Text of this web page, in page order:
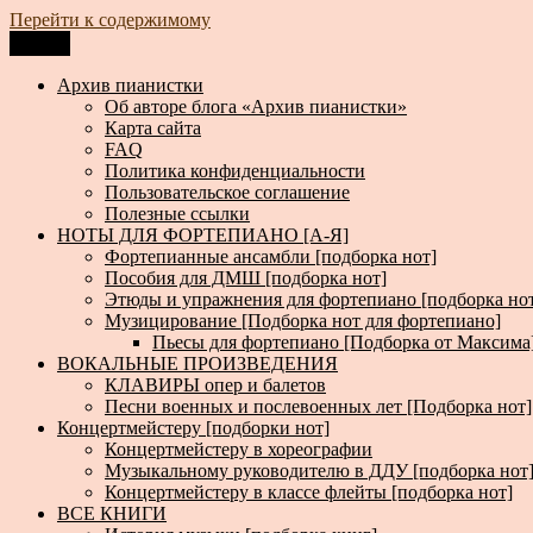
Перейти к содержимому
Архив пианистки
Всё для пианистов: ноты, книги, музыка, статьи…
Архив пианистки
Об авторе блога «Архив пианистки»
Карта сайта
FAQ
Политика конфиденциальности
Пользовательское соглашение
Полезные ссылки
НОТЫ ДЛЯ ФОРТЕПИАНО [А-Я]
Фортепианные ансамбли [подборка нот]
Пособия для ДМШ [подборка нот]
Этюды и упражнения для фортепиано [подборка
Музицирование [Подборка нот для фортепиано]
Пьесы для фортепиано [Подборка от
ВОКАЛЬНЫЕ ПРОИЗВЕДЕНИЯ
КЛАВИРЫ опер и балетов
Песни военных и послевоенных лет [Подборка нот]
Концертмейстеру [подборки нот]
Концертмейстеру в хореографии
Музыкальному руководителю в ДДУ [подборка нот]
Концертмейстеру в классе флейты [подборка нот]
ВСЕ КНИГИ